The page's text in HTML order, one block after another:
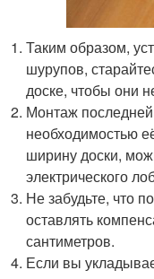
Таким образом,
шурупов,
доске, чтобы они
Монтаж
необходимостью
ширину доски,
электрического
Не забудьте, что
оставлять
сантиметров.
Если вы